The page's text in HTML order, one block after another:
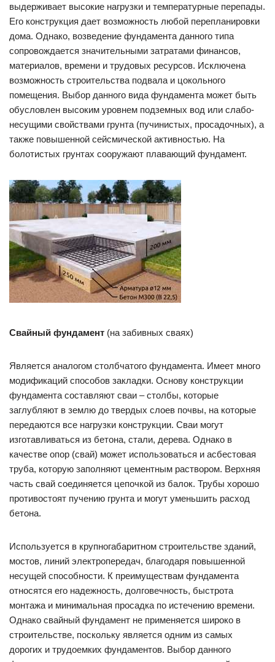
выдерживает высокие нагрузки и температурные перепады.
Его конструкция дает возможность любой перепланировки
дома. Однако, возведение фундамента данного типа
сопровождается значительными затратами финансов,
материалов, времени и трудовых ресурсов. Исключена
возможность строительства подвала и цокольного
помещения. Выбор данного вида фундамента может быть
обусловлен высоким уровнем подземных вод или слабо-
несущими свойствами грунта (пучинистых, просадочных), а
также повышенной сейсмической активностью. На
болотистых грунтах сооружают плавающий фундамент.
Свайный фундамент (на забивных сваях)
Является аналогом столбчатого фундамента. Имеет много
модификаций способов закладки. Основу конструкции
фундамента составляют сваи – столбы, которые
заглубляют в землю до твердых слоев почвы, на которые
передаются все нагрузки конструкции. Сваи могут
изготавливаться из бетона, стали, дерева. Однако в
качестве опор (свай) может использоваться и асбестовая
труба, которую заполняют цементным раствором. Верхняя
часть свай соединяется цепочкой из балок. Трубы хорошо
противостоят пучению грунта и могут уменьшить расход
бетона.
Используется в крупногабаритном строительстве зданий,
мостов, линий электропередач, благодаря повышенной
несущей способности. К преимуществам фундамента
относятся его надежность, долговечность, быстрота
монтажа и минимальная просадка по истечению времени.
Однако свайный фундамент не применяется широко в
строительстве, поскольку является одним из самых
дорогих и трудоемких фундаментов. Выбор данного